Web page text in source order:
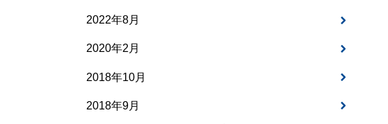
2022年8月
2020年2月
2018年10月
2018年9月